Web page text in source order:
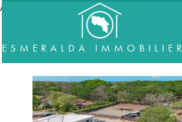
//accordeon
ESMERALDA IMMOBILIER